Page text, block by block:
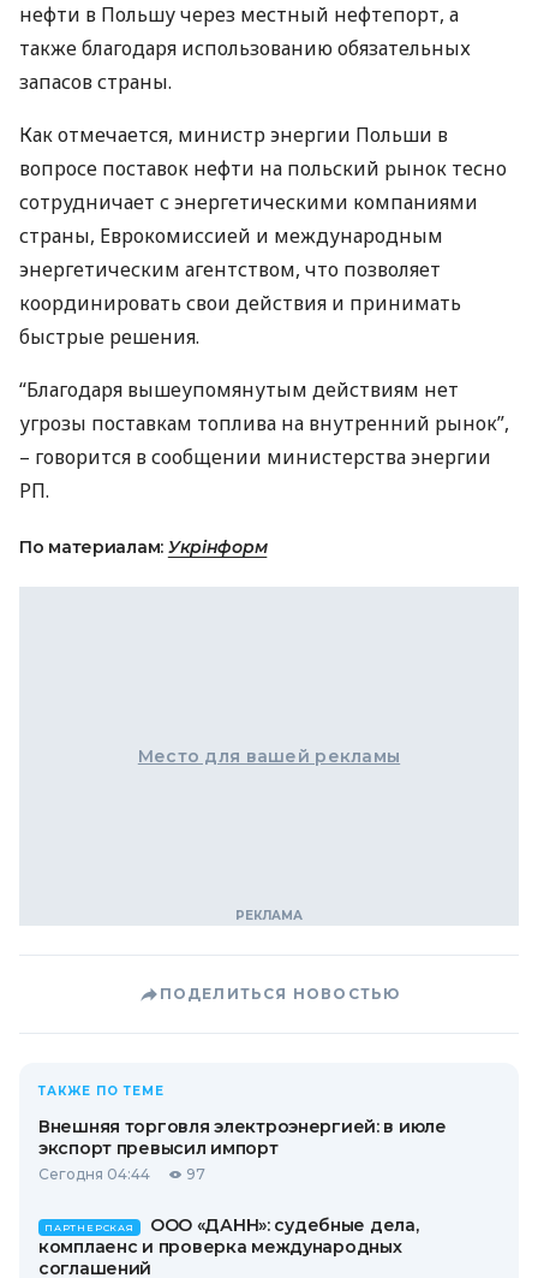
нефти в Польшу через местный нефтепорт, а
также благодаря использованию обязательных
запасов страны.
Как отмечается, министр энергии Польши в
вопросе поставок нефти на польский рынок тесно
сотрудничает с энергетическими компаниями
страны, Еврокомиссией и международным
энергетическим агентством, что позволяет
координировать свои действия и принимать
быстрые решения.
“Благодаря вышеупомянутым действиям нет
угрозы поставкам топлива на внутренний рынок”,
– говорится в сообщении министерства энергии
РП.
По материалам: Укрінформ
Место для вашей рекламы
ПОДЕЛИТЬСЯ НОВОСТЬЮ
ТАКЖЕ ПО ТЕМЕ
Внешняя торговля электроэнергией: в июле
экспорт превысил импорт
Сегодня 04:44 97
ПАРТНЕРСКАЯ
ООО «ДАНН»: судебные дела,
комплаенс и проверка международных
соглашений